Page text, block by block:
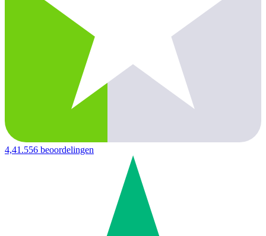
4,41.556 beoordelingen